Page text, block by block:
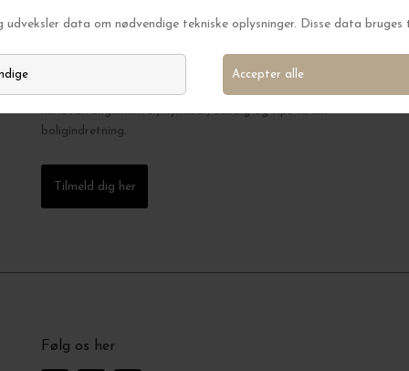
Tilmeld dig KAiKUs nyhedsbrev og SMS klub og vær
blandt de første, der får besked om vores velbesøgte
kundearrangementer, nyheder, udsalg og tips til din
boligindretning.
Tilmeld dig her
Følg os her